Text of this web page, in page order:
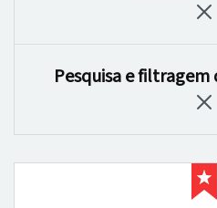
Pesquisa e